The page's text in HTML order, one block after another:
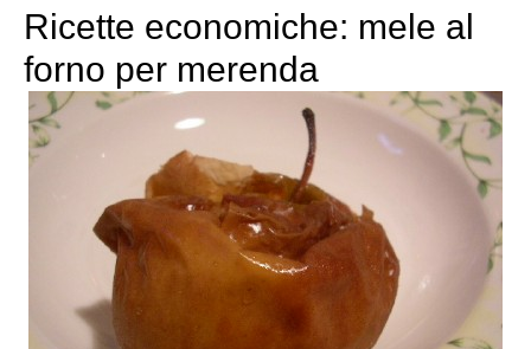
Ricette economiche: mele al
forno per merenda